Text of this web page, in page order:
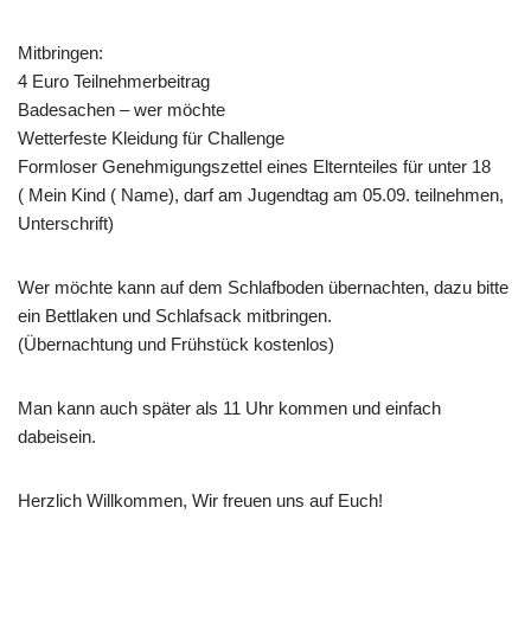
Mitbringen:
4 Euro Teilnehmerbeitrag
Badesachen – wer möchte
Wetterfeste Kleidung für Challenge
Formloser Genehmigungszettel eines Elternteiles für unter 18
( Mein Kind ( Name), darf am Jugendtag am 05.09. teilnehmen,
Unterschrift)
Wer möchte kann auf dem Schlafboden übernachten, dazu bitte
ein Bettlaken und Schlafsack mitbringen.
(Übernachtung und Frühstück kostenlos)
Man kann auch später als 11 Uhr kommen und einfach
dabeisein.
Herzlich Willkommen, Wir freuen uns auf Euch!